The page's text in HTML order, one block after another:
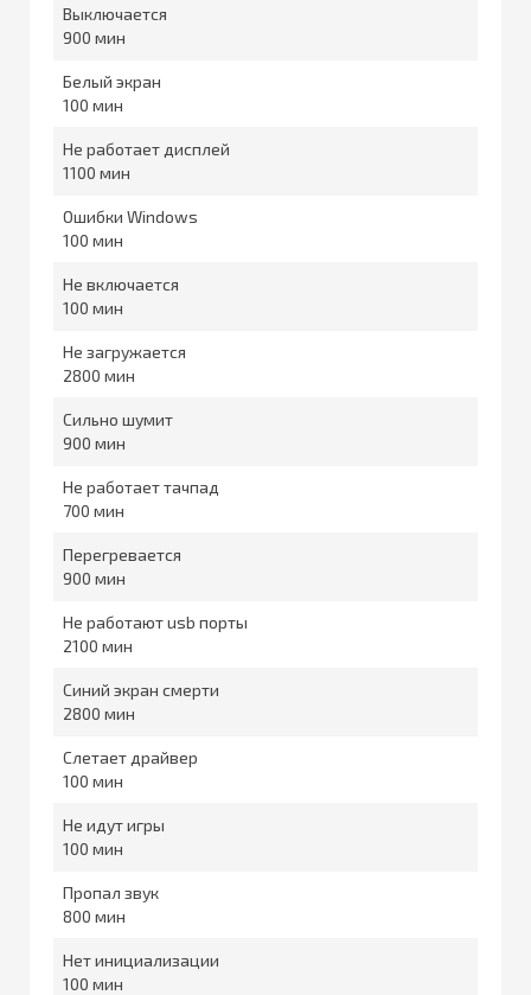
Выключается
900
Белый экран
100
Не работает дисплей
1100
Ошибки Windows
100
Не включается
100
Не загружается
2800
Сильно шумит
900
Не работает тачпад
700
Перегревается
900
Не работают usb порты
2100
Синий экран смерти
2800
Слетает драйвер
100
Не идут игры
100
Пропал звук
800
Нет инициализации
100